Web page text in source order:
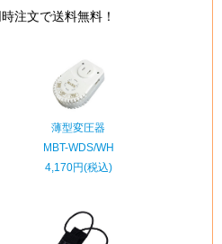
注文で送料無料！
薄型変圧器
MBT-WDS/WH
4,170円(税込)